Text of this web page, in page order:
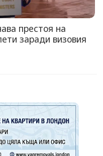
престоя на
заради визовия